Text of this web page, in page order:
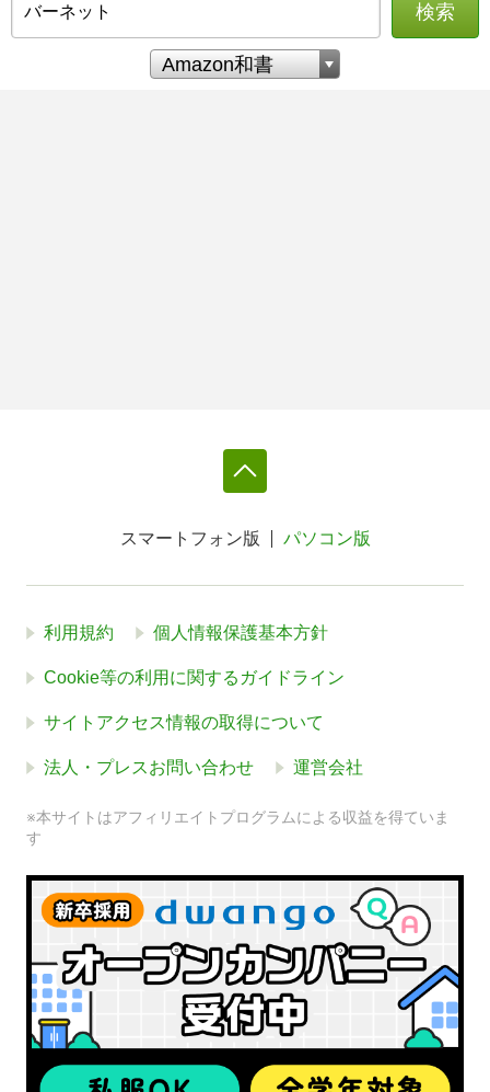
検索
スマートフォン版 パソコン版
利用規約 個人情報保護基本方針
Cookie等の利用に関するガイドライン
サイトアクセス情報の取得について
法人・プレスお問い合わせ 運営会社
※本サイトはアフィリエイトプログラムによる収益を得ていま
す